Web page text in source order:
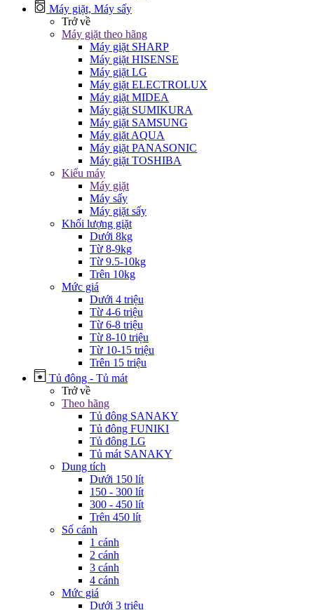
Máy giặt, Máy sấy
Trở về
Máy giặt theo hãng
Máy giặt SHARP
Máy giặt HISENSE
Máy giặt LG
Máy giặt ELECTROLUX
Máy giặt MIDEA
Máy giặt SUMIKURA
Máy giặt SAMSUNG
Máy giặt AQUA
Máy giặt PANASONIC
Máy giặt TOSHIBA
Kiểu máy
Máy giặt
Máy sấy
Máy giặt sấy
Khối lượng giặt
Dưới 8kg
Từ 8-9kg
Từ 9.5-10kg
Trên 10kg
Mức giá
Dưới 4 triệu
Từ 4-6 triệu
Từ 6-8 triệu
Từ 8-10 triệu
Từ 10-15 triệu
Trên 15 triệu
Tủ đông - Tủ mát
Trở về
Theo hãng
Tủ đông SANAKY
Tủ đông FUNIKI
Tủ đông LG
Tủ mát SANAKY
Dung tích
Dưới 150 lít
150 - 300 lít
300 - 450 lít
Trên 450 lít
Số cánh
1 cánh
2 cánh
3 cánh
4 cánh
Mức giá
Dưới 3 triệu